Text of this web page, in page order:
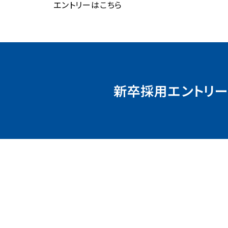
エントリーはこちら
新卒採用エントリ